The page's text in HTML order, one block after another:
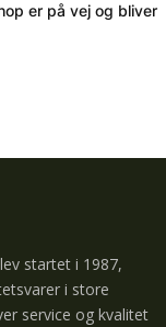
er på vej og bliver
startet i 1987,
i store
service og kvalitet